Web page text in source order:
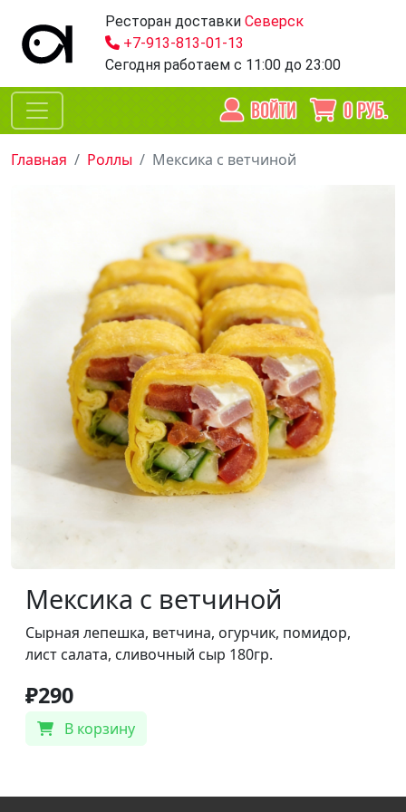
Ресторан доставки Северск
+7-913-813-01-13
Сегодня работаем с 11:00 до 23:00
ВОЙТИ 0РУБ.
Главная Роллы Мексика с ветчиной
Мексика с ветчиной
Сырная лепешка, ветчина, огурчик, помидор,
лист салата, сливочный сыр 180гр.
₽290
В корзину